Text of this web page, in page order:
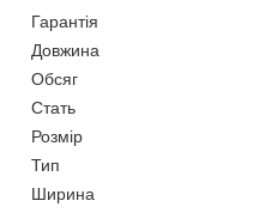
Гарантія
Довжина
Обсяг
Стать
Розмір
Тип
Ширина